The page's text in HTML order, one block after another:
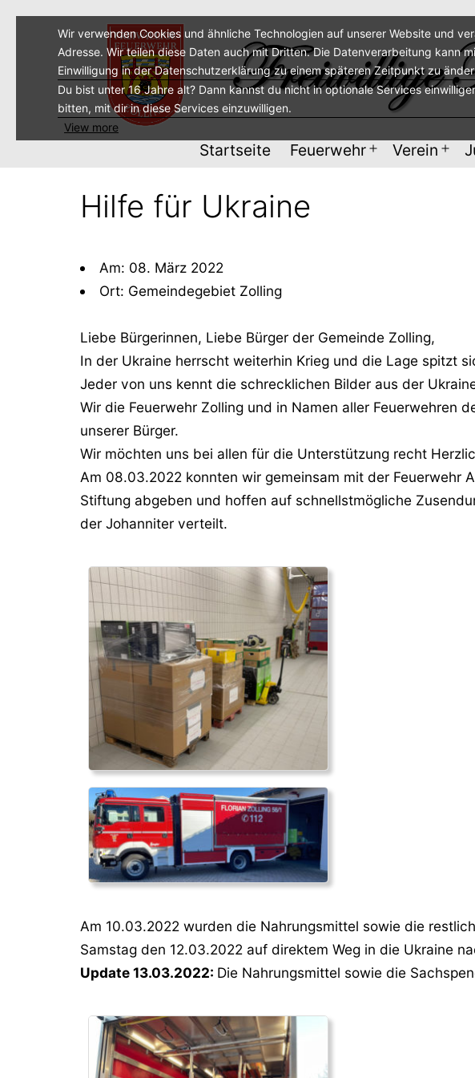
Startseite Feuerwehr MenüVerein
Hilfe für Ukraine
Am: 08. März 2022
Ort: Gemeindegebiet Zolling
Liebe Bürgerinnen, Liebe Bürger der Gemeinde Zolling,
In der Ukraine herrscht weiterhin Krieg und die Lage spitzt
Jeder von uns kennt die schrecklichen Bilder aus der
Wir die Feuerwehr Zolling und in Namen aller
unserer Bürger.
Wir möchten uns bei allen für die Unterstützung recht
Am 08.03.2022 konnten wir gemeinsam mit der Feuerwehr
Stiftung abgeben und hoffen auf schnellstmögliche
der Johanniter verteilt.
Am 10.03.2022 wurden die Nahrungsmittel sowie die
Samstag den 12.03.2022 auf direktem Weg in die Ukraine
Update 13.03.2022: Die Nahrungsmittel sowie die
Wir verwenden Cookies und ähnliche Technologien auf unserer Website und
Adresse. Wir teilen diese Daten auch mit Dritten. Die Datenverarbeitung kann
Einwilligung in der Datenschutzerklärung zu einem späteren Zeitpunkt zu
Du bist unter 16 Jahre alt? Dann kannst du nicht in optionale Services
bitten, mit dir in diese Services einzuwilligen.
View more